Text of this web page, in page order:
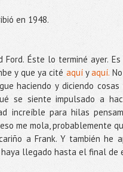
en 1948.
Ford. Éste lo terminé ayer.
y que ya cité aquíyaquí.
haciendo y diciendo
se siente impulsado a
increíble para hilas
me mola, probablemente
a Frank. Y también he
llegado hasta el final de